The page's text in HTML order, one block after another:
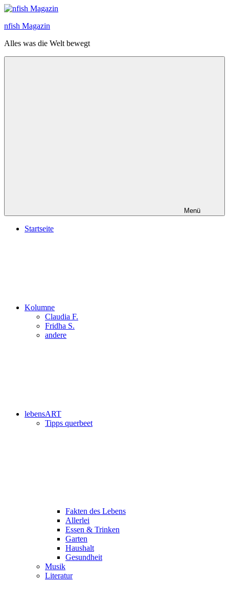
Zum
springen
nfish Magazin
Alles was die Welt bewegt
Menü
Startseite
Kolumne
Claudia F.
Fridha S.
andere
lebensART
Tipps querbeet
Fakten des Lebens
Allerlei
Essen & Trinken
Garten
Haushalt
Gesundheit
Musik
Literatur